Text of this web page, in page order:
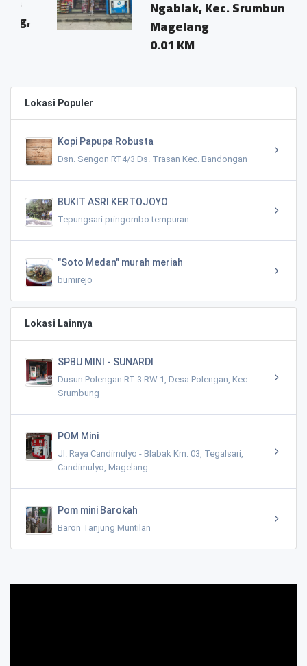
Ngablak, Kec. Srumbung,
Magelang
0.01 KM
Lokasi Populer
Kopi Papupa Robusta
Dsn. Sengon RT4/3 Ds. Trasan Kec. Bandongan
BUKIT ASRI KERTOJOYO
Tepungsari pringombo tempuran
"Soto Medan" murah meriah
bumirejo
Lokasi Lainnya
SPBU MINI - SUNARDI
Dusun Polengan RT 3 RW 1, Desa Polengan, Kec.
Srumbung
POM Mini
Jl. Raya Candimulyo - Blabak Km. 03, Tegalsari,
Candimulyo, Magelang
Pom mini Barokah
Baron Tanjung Muntilan